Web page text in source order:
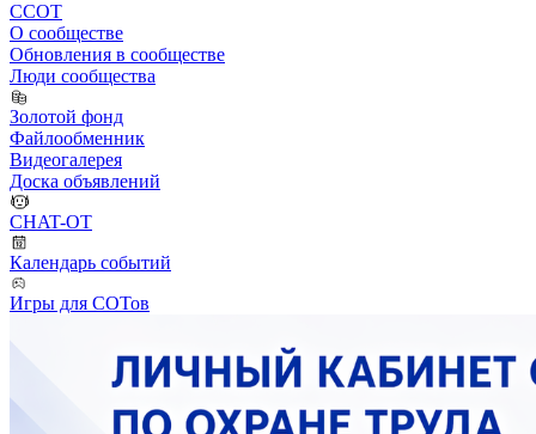
ССОТ
О сообществе
Обновления в сообществе
Люди сообщества
Золотой фонд
Файлообменник
Видеогалерея
Доска объявлений
CHAT-OT
Календарь событий
Игры для СОТов